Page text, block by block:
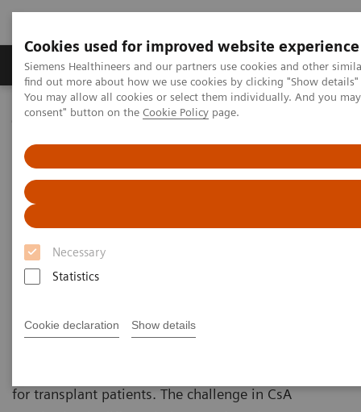
Cookies used for improved website experience
Siemens Healthineers and our partners use cookies and other
find out more about how we use cookies by clicking "Show
You may allow all cookies or select them individually. And you
consent" button on the Cookie Policy page.
Necessary
Statistics
Cookie declaration Show details
Продукція та сервіси Клінічні галузі
Домашня Клінічні галузі
Organ Transplantation - ISDs
EMIT 2000 Cyclosporine Assay
Monitoring Workflow
for transplant patients. The challenge in CsA